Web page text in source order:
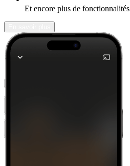
Et encore plus de fonctionnalités